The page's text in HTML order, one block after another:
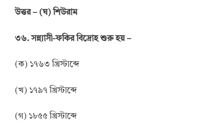
উত্তর– (ঘ) শিউরাম
৩৬. সন্ন্যাসী-ফকির বিদ্রোহ শুরু হয় –
(ক) ১৭৬৩ খ্রিস্টাব্দে
(খ) ১৭৯৭ খ্রিস্টাব্দে
(গ) ১৮৫৫ খ্রিস্টাব্দে